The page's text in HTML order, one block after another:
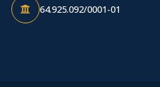
64.925.092/0001-01